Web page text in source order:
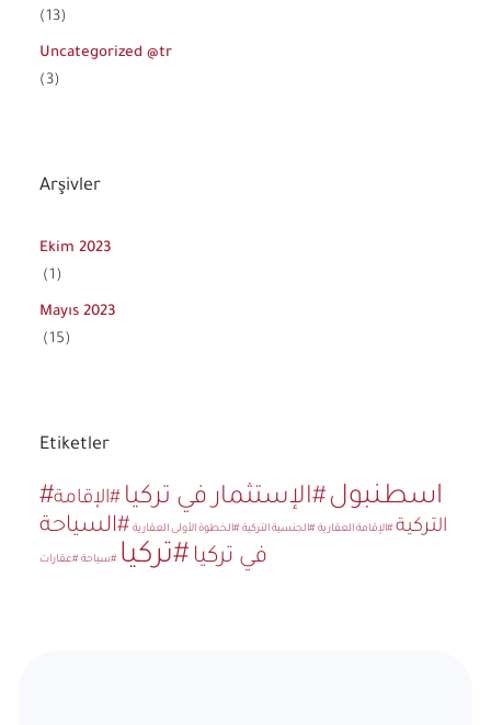
(13)
Uncategorized @tr
(3)
Arşivler
Ekim 2023
(1)
Mayıs 2023
(15)
Etiketler
#اسطنبول #الإستثمار في تركيا #الإقامة
التركية #الإقامة العقارية #الجنسية التركية #الخطوة الأولى العقارية #السياحة
في تركيا #تركيا #سياحة #عقارات